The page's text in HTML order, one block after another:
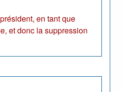
en tant que
et donc la suppression